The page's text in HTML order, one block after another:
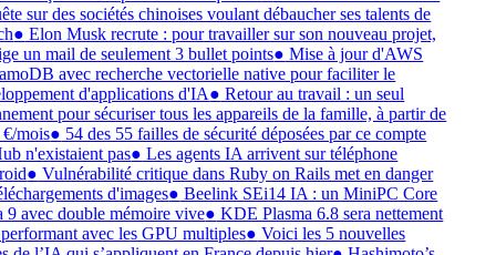
sur des sociétés chinoises voulant débaucher ses talents de
●Elon Musk recrute : pour travailler sur son nouveau projet,
un mail de seulement 3 bullet points●Mise à jour d'AWS
avec recherche vectorielle native pour faciliter le
d'applications d'IA●Retour au travail : un seul
pour sécuriser tous les appareils de la famille, à partir de
mois●54 des 55 failles de sécurité déposées par ce compte
n'existaient pas●Les agents IA arrivent sur téléphone
●Vulnérabilité critique dans Ruby on Rails met en danger
d'images●Beelink SEi14 IA : un MiniPC Core
9 avec double mémoire vive●KDE Plasma 6.8 sera nettement
avec les GPU multiples●Voici les 5 nouvelles